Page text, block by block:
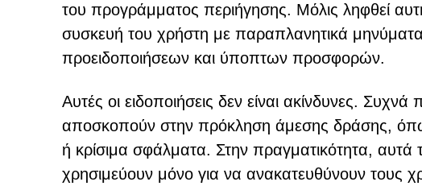
του προγράμματος περιήγησης. Μόλις ληφθεί
συσκευή του χρήστη με παραπλανητικά
προειδοποιήσεων και ύποπτων προσφορών.
Αυτές οι ειδοποιήσεις δεν είναι ακίνδυνες.
αποσκοπούν στην πρόκληση άμεσης δράσης,
ή κρίσιμα σφάλματα. Στην πραγματικότητα, αυτά
χρησιμεύουν μόνο για να ανακατευθύνουν τους